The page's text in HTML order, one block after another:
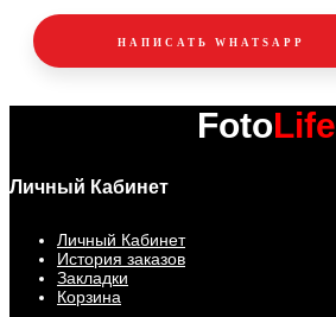
НАПИСАТЬ WHATSAPP
FotoLife
Личный Кабинет
Личный Кабинет
История заказов
Закладки
Корзина